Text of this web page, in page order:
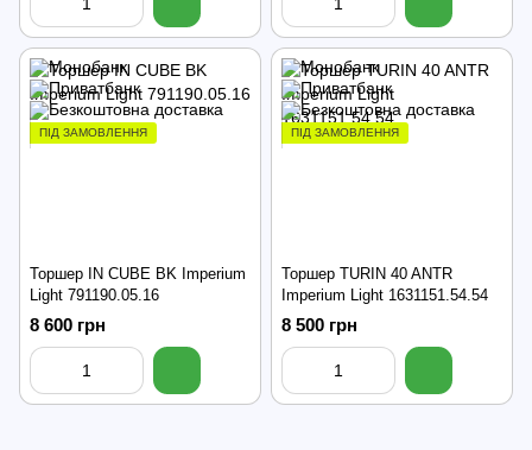
ПІД ЗАМОВЛЕННЯ
Торшер IN CUBE BK Imperium
Light 791190.05.16
8 600 грн
ПІД ЗАМОВЛЕННЯ
Торшер TURIN 40 ANTR
Imperium Light 1631151.54.54
8 500 грн